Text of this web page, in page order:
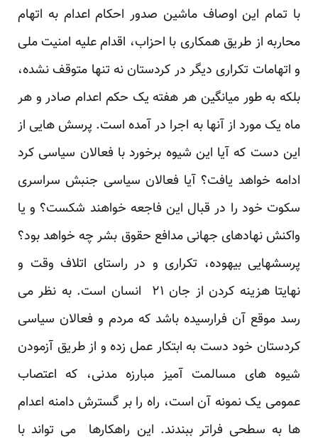
با تمام این اوصاف ماشین صدور احکام اعدام به اتهام
محاربه از طریق همکاری با احزاب، اقدام علیه امنیت ملی
و اتهامات تکراری دیگر در کردستان نه تنها متوقف نشده،
بلکه به طور میانگین هر هفته یک حکم اعدام صادر و هر
ماه یک مورد از آنها به اجرا در آمده است. پرسش هایی از
این دست که آیا این شیوه برخورد با فعالان سیاسی کرد
ادامه خواهد یافت؟ آیا فعالان سیاسی جنبش سراسری
سکوت خود را در قبال این فاجعه خواهند شکست؟ و یا
واکنش نهادهای جهانی مدافع حقوق بشر چه خواهد بود؟
پرسشهایی بیهوده، تکراری و در راستای اتلاف وقت و
نهایتا هزینه کردن از جان ۲۱ انسان است. به نظر می
رسد موقع آن فرارسیده باشد که مردم و فعالان سیاسی
کردستان خود دست به ابتکار عمل زده و از طریق آزمودن
شیوه های مسالمت آمیز مبارزه مدنی، که اعتصاب
عمومی یک نمونه آن است، راه را بر گسترش دامنه اعدام
ها به سطحی فراتر ببندند. این راهکارها می تواند با